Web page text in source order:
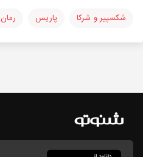
شکسپیر و شرکا پاریس رمان